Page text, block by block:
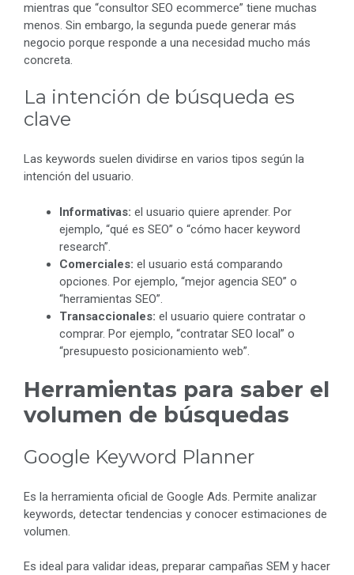
mientras que “consultor SEO ecommerce” tiene muchas
menos. Sin embargo, la segunda puede generar más
negocio porque responde a una necesidad mucho más
concreta.
La intención de búsqueda es
clave
Las keywords suelen dividirse en varios tipos según la
intención del usuario.
Informativas: el usuario quiere aprender. Por
ejemplo, “qué es SEO” o “cómo hacer keyword
research”.
Comerciales: el usuario está comparando
opciones. Por ejemplo, “mejor agencia SEO” o
“herramientas SEO”.
Transaccionales: el usuario quiere contratar o
comprar. Por ejemplo, “contratar SEO local” o
“presupuesto posicionamiento web”.
Herramientas para saber el
volumen de búsquedas
Google Keyword Planner
Es la herramienta oficial de Google Ads. Permite analizar
keywords, detectar tendencias y conocer estimaciones de
volumen.
Es ideal para validar ideas, preparar campañas SEM y hacer